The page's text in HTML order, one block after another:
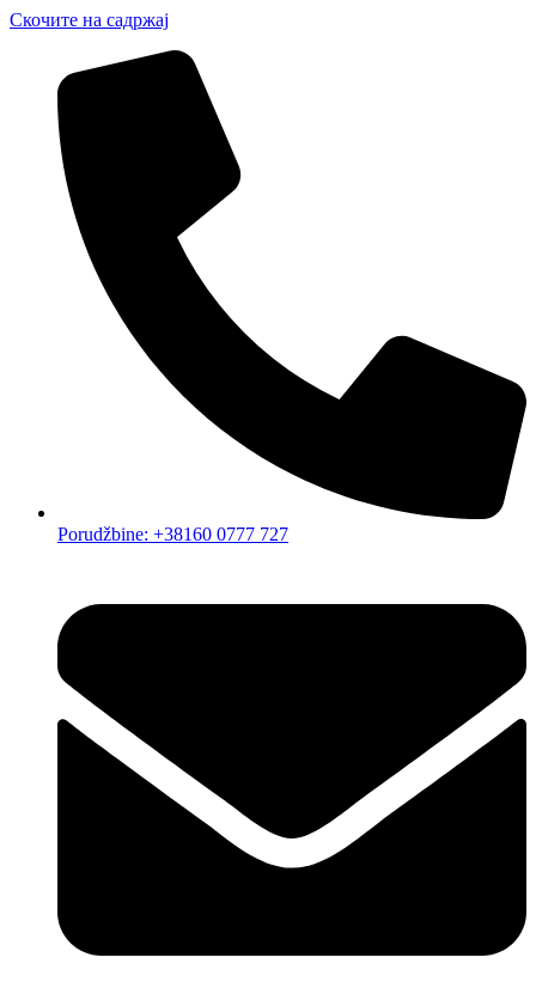
Скочите на садржај
Porudžbine: +38160 0777 727